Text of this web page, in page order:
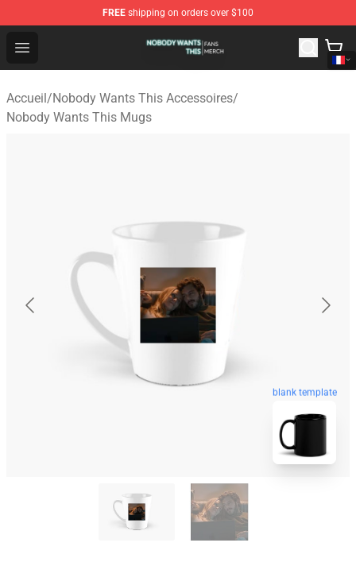
FREE shipping on orders over $100
Open menu
Nobody Wants This Shop - Official Nobody Wants This
Accueil/Nobody Wants This Accessoires/
Nobody Wants This Mugs
blank template